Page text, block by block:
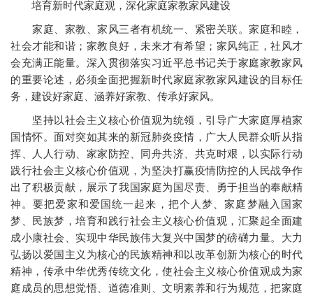
培育新时代家庭观，深化家庭家教家风建设
家庭、家教、家风三者有机统一、紧密关联。家庭和睦，
社会才能和谐；家教良好，未来才有希望；家风纯正，社风才
会充满正能量。深入贯彻落实习近平总书记关于家庭家教家风
的重要论述，必须全面把握新时代家庭家教家风建设的目标任
务，建设好家庭、涵养好家教、传承好家风。
坚持以社会主义核心价值观为统领，引导广大家庭厚植家
国情怀。面对突如其来的新冠肺炎疫情，广大人民群众听从指
挥、人人行动、家家防控、同舟共济、共克时艰，以实际行动
践行社会主义核心价值观，为坚决打赢疫情防控的人民战争作
出了积极贡献，展示了我国家庭为国尽责、勇于担当的奉献精
神。要把爱家和爱国统一起来，把个人梦、家庭梦融入国家
梦、民族梦，培育和践行社会主义核心价值观，汇聚起全面建
成小康社会、实现中华民族伟大复兴中国梦的磅礴力量。大力
弘扬以爱国主义为核心的民族精神和以改革创新为核心的时代
精神，传承中华优秀传统文化，使社会主义核心价值观成为家
庭成员的思想觉悟、道德准则、文明素养和行为规范，把家庭